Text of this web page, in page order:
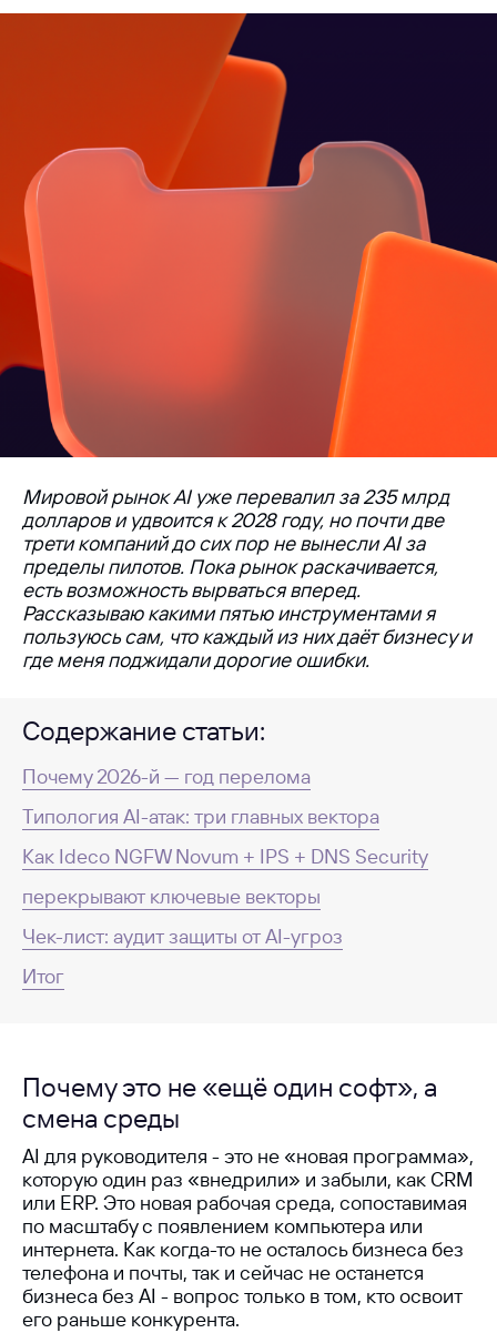
Мировой рынок AI уже перевалил за 235 млрд
долларов и удвоится к 2028 году, но почти две
трети компаний до сих пор не вынесли AI за
пределы пилотов. Пока рынок раскачивается,
есть возможность вырваться вперед.
Рассказываю какими пятью инструментами я
пользуюсь сам, что каждый из них даёт бизнесу и
где меня поджидали дорогие ошибки.
Содержание статьи:
Почему 2026-й — год перелома
Типология AI-атак: три главных вектора
Как Ideco NGFW Novum + IPS + DNS Security
перекрывают ключевые векторы
Чек-лист: аудит защиты от AI-угроз
Итог
Почему это не «ещё один софт», а
смена среды
AI для руководителя - это не «новая программа»,
которую один раз «внедрили» и забыли, как CRM
или ERP. Это новая рабочая среда, сопоставимая
по масштабу с появлением компьютера или
интернета. Как когда-то не осталось бизнеса без
телефона и почты, так и сейчас не останется
бизнеса без AI - вопрос только в том, кто освоит
его раньше конкурента.